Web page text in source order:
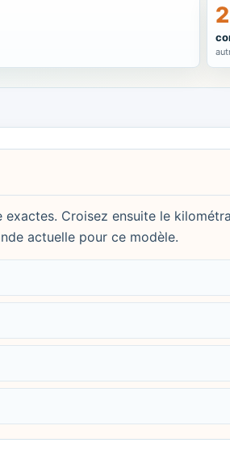
Croisez ensuite le
actuelle pour ce modèle.